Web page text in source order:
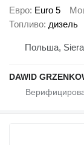
Евро Euro 5
Топливо дизель
Польша,
DAWID